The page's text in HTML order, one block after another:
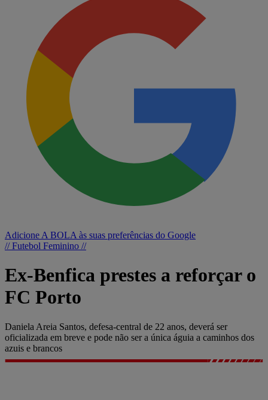
Adicione A BOLA às suas preferências do Google
// Futebol Feminino //
Ex-Benfica prestes a reforçar o
FC Porto
Daniela Areia Santos, defesa-central de 22 anos, deverá ser
oficializada em breve e pode não ser a única águia a caminhos dos
azuis e brancos